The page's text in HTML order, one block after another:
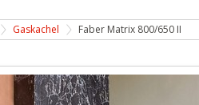
Gaskachel Faber Matrix 800/650 II